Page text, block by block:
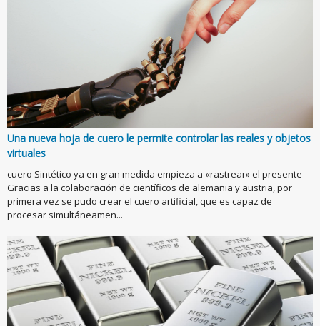
Una nueva hoja de cuero le permite controlar las reales y objetos
virtuales
cuero Sintético ya en gran medida empieza a «rastrear» el presente
Gracias a la colaboración de científicos de alemania y austria, por
primera vez se pudo crear el cuero artificial, que es capaz de
procesar simultáneamen...